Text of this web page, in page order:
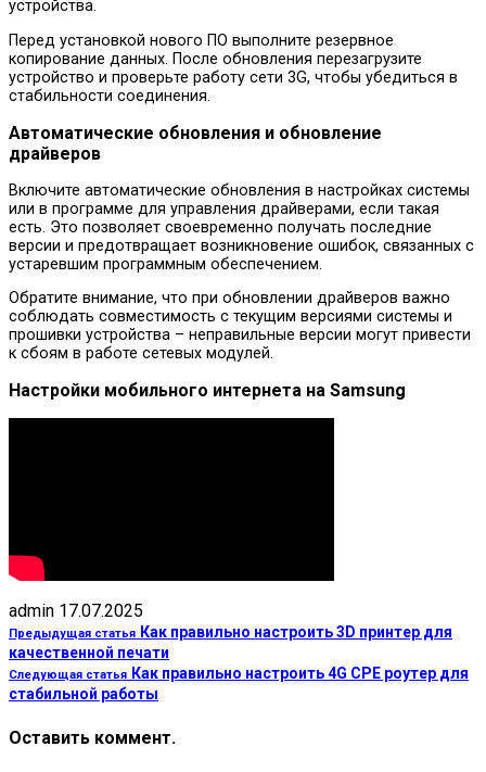
устройства.
Перед установкой нового ПО выполните резервное
копирование данных. После обновления перезагрузите
устройство и проверьте работу сети 3G, чтобы убедиться в
стабильности соединения.
Автоматические обновления и обновление
драйверов
Включите автоматические обновления в настройках системы
или в программе для управления драйверами, если такая
есть. Это позволяет своевременно получать последние
версии и предотвращает возникновение ошибок, связанных с
устаревшим программным обеспечением.
Обратите внимание, что при обновлении драйверов важно
соблюдать совместимость с текущим версиями системы и
прошивки устройства – неправильные версии могут привести
к сбоям в работе сетевых модулей.
Настройки мобильного интернета на Samsung
admin 17.07.2025
Предыдущая статья Как правильно настроить 3D принтер для
качественной печати
Следующая статья Как правильно настроить 4G CPE роутер для
стабильной работы
Оставить коммент.